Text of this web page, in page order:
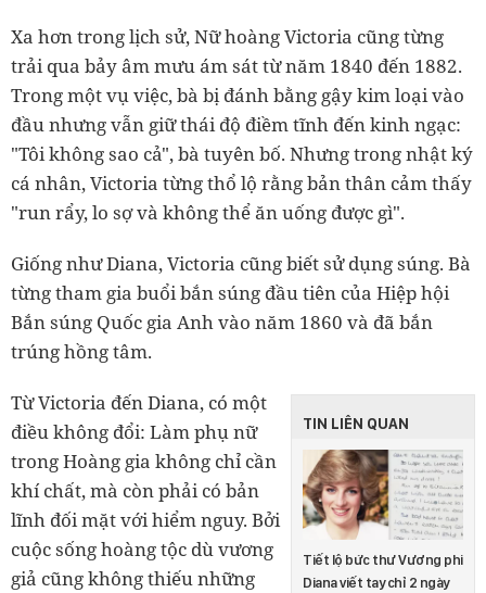
Xa hơn trong lịch sử, Nữ hoàng Victoria cũng từng
trải qua bảy âm mưu ám sát từ năm 1840 đến 1882.
Trong một vụ việc, bà bị đánh bằng gậy kim loại vào
đầu nhưng vẫn giữ thái độ điềm tĩnh đến kinh ngạc:
"Tôi không sao cả", bà tuyên bố. Nhưng trong nhật ký
cá nhân, Victoria từng thổ lộ rằng bản thân cảm thấy
"run rẩy, lo sợ và không thể ăn uống được gì".
Giống như Diana, Victoria cũng biết sử dụng súng. Bà
từng tham gia buổi bắn súng đầu tiên của Hiệp hội
Bắn súng Quốc gia Anh vào năm 1860 và đã bắn
trúng hồng tâm.
TIN LIÊN QUAN
Tiết lộ bức thư Vương phi
Diana viết tay chỉ 2 ngày
Từ Victoria đến Diana, có một
điều không đổi: Làm phụ nữ
trong Hoàng gia không chỉ cần
khí chất, mà còn phải có bản
lĩnh đối mặt với hiểm nguy. Bởi
cuộc sống hoàng tộc dù vương
giả cũng không thiếu những